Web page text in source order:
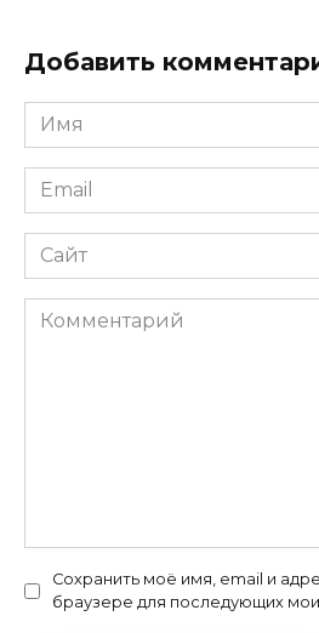
Добавить
Имя
*
Email
*
Сайт
Комментарий
Сохранить моё имя, email и
браузере для последующих